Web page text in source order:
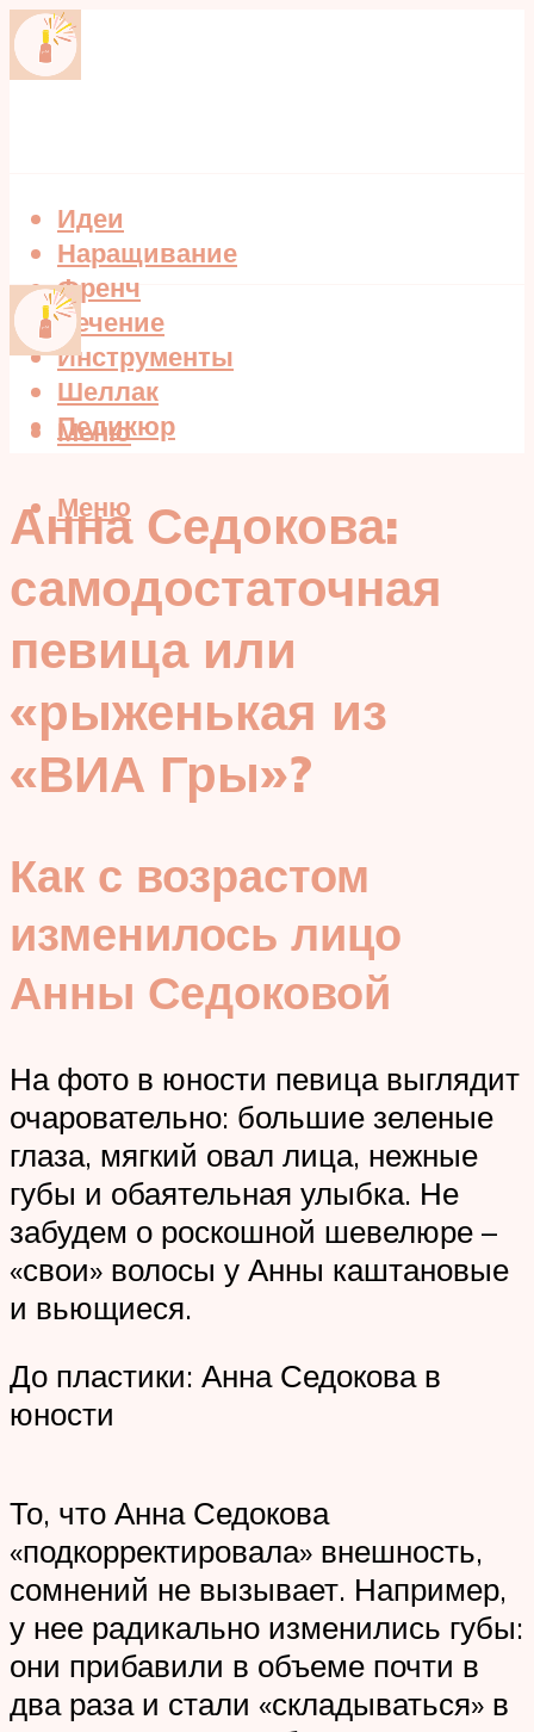
Идеи
Наращивание
Френч
Лечение
Инструменты
Шеллак
Педикюр
Меню
Меню
Анна Седокова:
самодостаточная
певица или
«рыженькая из
«ВИА Гры»?
Как с возрастом
изменилось лицо
Анны Седоковой
На фото в юности певица выглядит
очаровательно: большие зеленые
глаза, мягкий овал лица, нежные
губы и обаятельная улыбка. Не
забудем о роскошной шевелюре –
«свои» волосы у Анны каштановые
и вьющиеся.
До пластики: Анна Седокова в
юности
То, что Анна Седокова
«подкорректировала» внешность,
сомнений не вызывает. Например,
у нее радикально изменились губы:
они прибавили в объеме почти в
два раза и стали «складываться» в